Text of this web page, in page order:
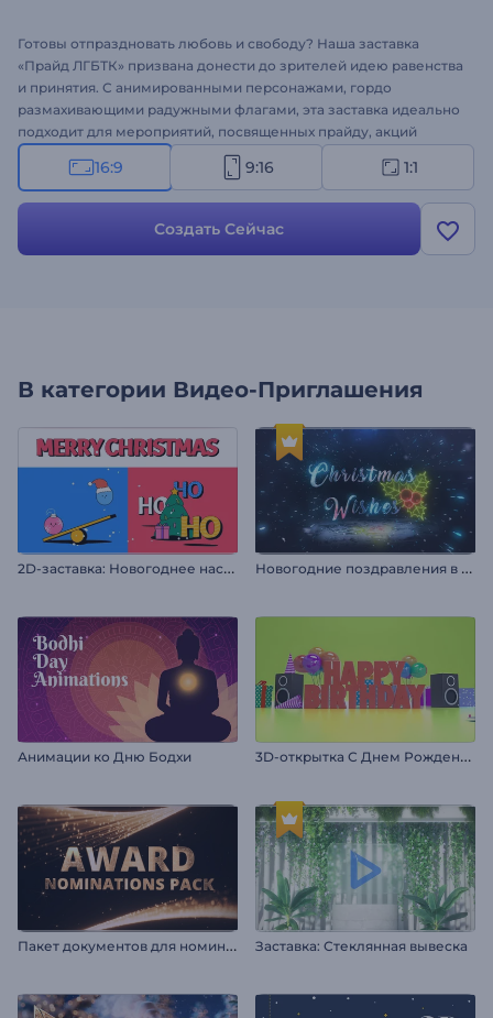
Готовы отпраздновать любовь и свободу? Наша заставка
«Прайд ЛГБТК» призвана донести до зрителей идею равенства
и принятия. С анимированными персонажами, гордо
размахивающими радужными флагами, эта заставка идеально
подходит для мероприятий, посвященных прайду, акций
ЛГБТК, красочных презентаций, персонализированных
сообщений и многого другого. Наберите текст, загрузите
музыкальной библиотеки. Создавайте прямо сейчас и
распространяйте позитив и инклюзивность!
16:9 9:16 1:1
Создать Сейчас
В категории Видео-Приглашения
2
D-заставка: Новогоднее настроение Н
овогодние поздравления в серебре
Анимации ко Дню Бодхи 3
D-открытка С Днем Рождения
П
акет документов для номинации на премию Заставка: Стеклянная вывеска